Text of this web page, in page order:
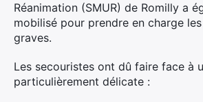
Réanimation (SMUR) de Romilly a
mobilisé pour prendre en charge
graves.
Les secouristes ont dû faire face à
particulièrement délicate :